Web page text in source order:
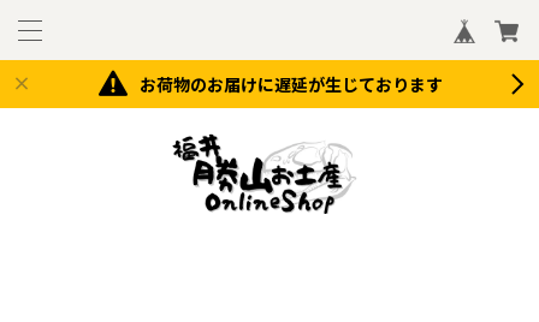
お荷物のお届けに遅延が生じております